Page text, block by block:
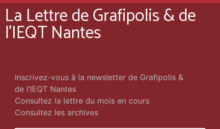
La Lettre de Grafipolis & de
l'IEQT Nantes
Inscrivez-vous à la newsletter de Grafipolis &
de l’IEQT Nantes
Consultez la lettre du mois en cours
Consultez les archives